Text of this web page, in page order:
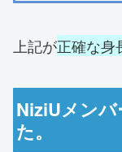
上記が正確な身
NiziUメン
た。